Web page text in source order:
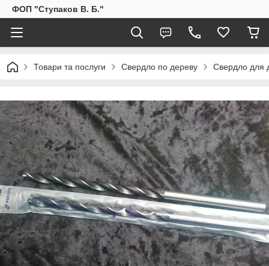
ФОП "Ступаков В. Б."
Товари та послуги Свердло по дереву Свердло для